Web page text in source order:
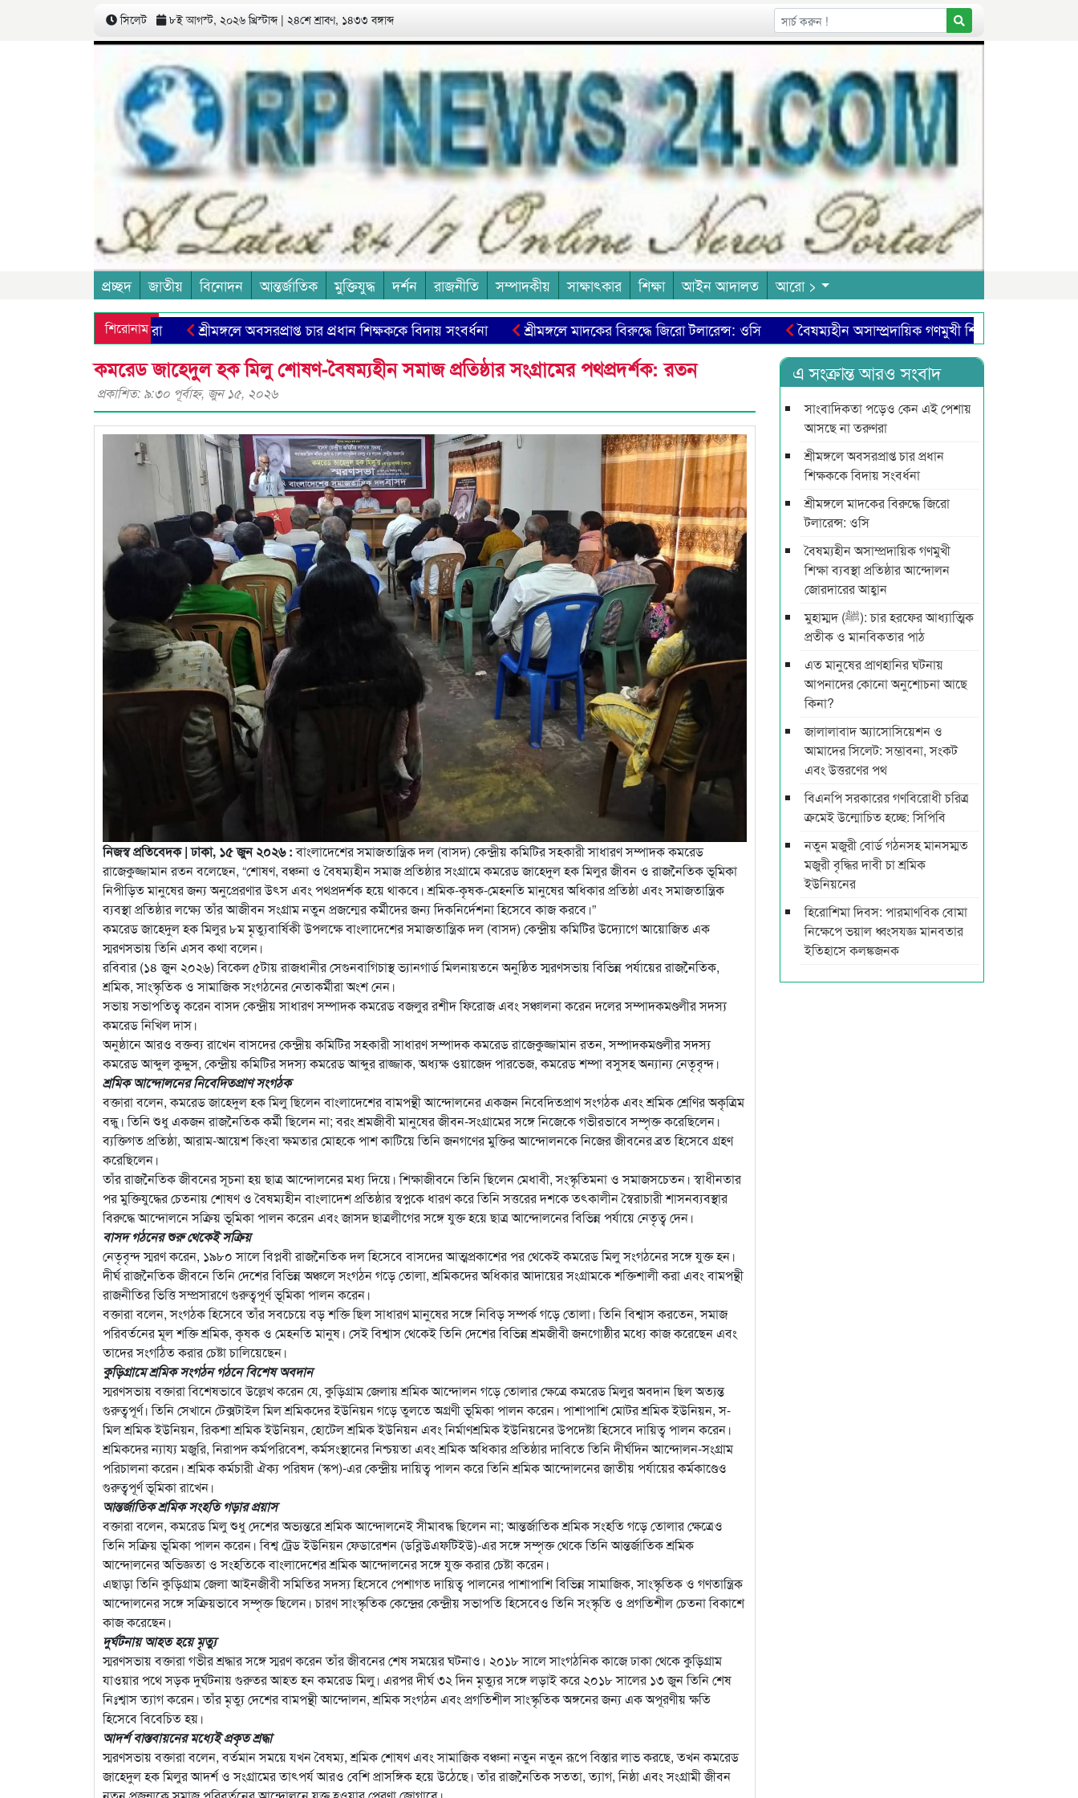
সিলেট ৮ই আগস্ট, ২০২৬ খ্রিস্টাব্দ | ২৪শে শ্রাবণ, ১৪৩৩ বঙ্গাব্দ
প্রচ্ছদ জাতীয় বিনোদন আন্তর্জাতিক মুক্তিযুদ্ধ দর্শন রাজনীতি সম্পাদকীয় সাক্ষাৎকার শিক্ষা আইন আদালত আরো >
শিরোনাম শ্রীমঙ্গলে অবসরপ্রাপ্ত চার প্রধান শিক্ষককে বিদায় সংবর্ধনা শ্রীমঙ্গলে মাদকের বিরুদ্ধে জিরো টলারেন্স: ওসি
বৈষম্যহীন অসাম্প্রদায়িক গণমুখী শিক্ষা ব্যবস্থা প্রতিষ্ঠার
প্রথিতযশা সাংবাদিক ও রাজনীতিবিদ কমরেড নির্মল সেনের স্মরণে
শিল্পী জাকিয়া খান চন্দনার একক চিত্র প্রদর্শনী শুরু ইরান বিরোধী সামুদ্রিক জোটে বাংলাদেশকে যুক্ত
কমরেড জাহেদুল হক মিলু শোষণ-বৈষম্যহীন সমাজ প্রতিষ্ঠার সংগ্রামের পথপ্রদর্শক: রতন
প্রকাশিত: ৯:৩০ পূর্বাহ্ণ, জুন ১৫, ২০২৬
নিজস্ব প্রতিবেদক | ঢাকা, ১৫ জুন ২০২৬ :বাংলাদেশের সমাজতান্ত্রিক দল (বাসদ) কেন্দ্রীয় কমিটির সহকারী সাধারণ সম্পাদক কমরেড
রাজেকুজ্জামান রতন বলেছেন, “শোষণ, বঞ্চনা ও বৈষম্যহীন সমাজ প্রতিষ্ঠার সংগ্রামে কমরেড জাহেদুল হক মিলুর জীবন ও রাজনৈতিক ভূমিকা
নিপীড়িত মানুষের জন্য অনুপ্রেরণার উৎস এবং পথপ্রদর্শক হয়ে থাকবে। শ্রমিক-কৃষক-মেহনতি মানুষের অধিকার প্রতিষ্ঠা এবং সমাজতান্ত্রিক
ব্যবস্থা প্রতিষ্ঠার লক্ষ্যে তাঁর আজীবন সংগ্রাম নতুন প্রজন্মের কর্মীদের জন্য দিকনির্দেশনা হিসেবে কাজ করবে।”
কমরেড জাহেদুল হক মিলুর ৮ম মৃত্যুবার্ষিকী উপলক্ষে বাংলাদেশের সমাজতান্ত্রিক দল (বাসদ) কেন্দ্রীয় কমিটির উদ্যোগে আয়োজিত এক
স্মরণসভায় তিনি এসব কথা বলেন।
রবিবার (১৪ জুন ২০২৬) বিকেল ৫টায় রাজধানীর সেগুনবাগিচাস্থ ভ্যানগার্ড মিলনায়তনে অনুষ্ঠিত স্মরণসভায় বিভিন্ন পর্যায়ের রাজনৈতিক,
শ্রমিক, সাংস্কৃতিক ও সামাজিক সংগঠনের নেতাকর্মীরা অংশ নেন।
সভায় সভাপতিত্ব করেন বাসদ কেন্দ্রীয় সাধারণ সম্পাদক কমরেড বজলুর রশীদ ফিরোজ এবং সঞ্চালনা করেন দলের সম্পাদকমণ্ডলীর সদস্য
কমরেড নিখিল দাস।
অনুষ্ঠানে আরও বক্তব্য রাখেন বাসদের কেন্দ্রীয় কমিটির সহকারী সাধারণ সম্পাদক কমরেড রাজেকুজ্জামান রতন, সম্পাদকমণ্ডলীর সদস্য
কমরেড আব্দুল কুদ্দুস, কেন্দ্রীয় কমিটির সদস্য কমরেড আব্দুর রাজ্জাক, অধ্যক্ষ ওয়াজেদ পারভেজ, কমরেড শম্পা বসুসহ অন্যান্য নেতৃবৃন্দ।
শ্রমিক আন্দোলনের নিবেদিতপ্রাণ সংগঠক
বক্তারা বলেন, কমরেড জাহেদুল হক মিলু ছিলেন বাংলাদেশের বামপন্থী আন্দোলনের একজন নিবেদিতপ্রাণ সংগঠক এবং শ্রমিক শ্রেণির অকৃত্রিম
বন্ধু। তিনি শুধু একজন রাজনৈতিক কর্মী ছিলেন না; বরং শ্রমজীবী মানুষের জীবন-সংগ্রামের সঙ্গে নিজেকে গভীরভাবে সম্পৃক্ত করেছিলেন।
ব্যক্তিগত প্রতিষ্ঠা, আরাম-আয়েশ কিংবা ক্ষমতার মোহকে পাশ কাটিয়ে তিনি জনগণের মুক্তির আন্দোলনকে নিজের জীবনের ব্রত হিসেবে গ্রহণ
করেছিলেন।
তাঁর রাজনৈতিক জীবনের সূচনা হয় ছাত্র আন্দোলনের মধ্য দিয়ে। শিক্ষাজীবনে তিনি ছিলেন মেধাবী, সংস্কৃতিমনা ও সমাজসচেতন। স্বাধীনতার
পর মুক্তিযুদ্ধের চেতনায় শোষণ ও বৈষম্যহীন বাংলাদেশ প্রতিষ্ঠার স্বপ্নকে ধারণ করে তিনি সত্তরের দশকে তৎকালীন স্বৈরাচারী শাসনব্যবস্থার
বিরুদ্ধে আন্দোলনে সক্রিয় ভূমিকা পালন করেন এবং জাসদ ছাত্রলীগের সঙ্গে যুক্ত হয়ে ছাত্র আন্দোলনের বিভিন্ন পর্যায়ে নেতৃত্ব দেন।
বাসদ গঠনের শুরু থেকেই সক্রিয়
নেতৃবৃন্দ স্মরণ করেন, ১৯৮০ সালে বিপ্লবী রাজনৈতিক দল হিসেবে বাসদের আত্মপ্রকাশের পর থেকেই কমরেড মিলু সংগঠনের সঙ্গে যুক্ত হন।
দীর্ঘ রাজনৈতিক জীবনে তিনি দেশের বিভিন্ন অঞ্চলে সংগঠন গড়ে তোলা, শ্রমিকদের অধিকার আদায়ের সংগ্রামকে শক্তিশালী করা এবং বামপন্থী
রাজনীতির ভিত্তি সম্প্রসারণে গুরুত্বপূর্ণ ভূমিকা পালন করেন।
বক্তারা বলেন, সংগঠক হিসেবে তাঁর সবচেয়ে বড় শক্তি ছিল সাধারণ মানুষের সঙ্গে নিবিড় সম্পর্ক গড়ে তোলা। তিনি বিশ্বাস করতেন, সমাজ
পরিবর্তনের মূল শক্তি শ্রমিক, কৃষক ও মেহনতি মানুষ। সেই বিশ্বাস থেকেই তিনি দেশের বিভিন্ন শ্রমজীবী জনগোষ্ঠীর মধ্যে কাজ করেছেন এবং
তাদের সংগঠিত করার চেষ্টা চালিয়েছেন।
কুড়িগ্রামে শ্রমিক সংগঠন গঠনে বিশেষ অবদান
স্মরণসভায় বক্তারা বিশেষভাবে উল্লেখ করেন যে, কুড়িগ্রাম জেলায় শ্রমিক আন্দোলন গড়ে তোলার ক্ষেত্রে কমরেড মিলুর অবদান ছিল অত্যন্ত
গুরুত্বপূর্ণ। তিনি সেখানে টেক্সটাইল মিল শ্রমিকদের ইউনিয়ন গড়ে তুলতে অগ্রণী ভূমিকা পালন করেন। পাশাপাশি মোটর শ্রমিক ইউনিয়ন, স-
মিল শ্রমিক ইউনিয়ন, রিকশা শ্রমিক ইউনিয়ন, হোটেল শ্রমিক ইউনিয়ন এবং নির্মাণশ্রমিক ইউনিয়নের উপদেষ্টা হিসেবে দায়িত্ব পালন করেন।
শ্রমিকদের ন্যায্য মজুরি, নিরাপদ কর্মপরিবেশ, কর্মসংস্থানের নিশ্চয়তা এবং শ্রমিক অধিকার প্রতিষ্ঠার দাবিতে তিনি দীর্ঘদিন আন্দোলন-সংগ্রাম
পরিচালনা করেন। শ্রমিক কর্মচারী ঐক্য পরিষদ (স্কপ)-এর কেন্দ্রীয় দায়িত্ব পালন করে তিনি শ্রমিক আন্দোলনের জাতীয় পর্যায়ের কর্মকাণ্ডেও
গুরুত্বপূর্ণ ভূমিকা রাখেন।
আন্তর্জাতিক শ্রমিক সংহতি গড়ার প্রয়াস
বক্তারা বলেন, কমরেড মিলু শুধু দেশের অভ্যন্তরে শ্রমিক আন্দোলনেই সীমাবদ্ধ ছিলেন না; আন্তর্জাতিক শ্রমিক সংহতি গড়ে তোলার ক্ষেত্রেও
তিনি সক্রিয় ভূমিকা পালন করেন। বিশ্ব ট্রেড ইউনিয়ন ফেডারেশন (ডব্লিউএফটিইউ)-এর সঙ্গে সম্পৃক্ত থেকে তিনি আন্তর্জাতিক শ্রমিক
আন্দোলনের অভিজ্ঞতা ও সংহতিকে বাংলাদেশের শ্রমিক আন্দোলনের সঙ্গে যুক্ত করার চেষ্টা করেন।
এছাড়া তিনি কুড়িগ্রাম জেলা আইনজীবী সমিতির সদস্য হিসেবে পেশাগত দায়িত্ব পালনের পাশাপাশি বিভিন্ন সামাজিক, সাংস্কৃতিক ও গণতান্ত্রিক
আন্দোলনের সঙ্গে সক্রিয়ভাবে সম্পৃক্ত ছিলেন। চারণ সাংস্কৃতিক কেন্দ্রের কেন্দ্রীয় সভাপতি হিসেবেও তিনি সংস্কৃতি ও প্রগতিশীল চেতনা বিকাশে
কাজ করেছেন।
দুর্ঘটনায় আহত হয়ে মৃত্যু
স্মরণসভায় বক্তারা গভীর শ্রদ্ধার সঙ্গে স্মরণ করেন তাঁর জীবনের শেষ সময়ের ঘটনাও। ২০১৮ সালে সাংগঠনিক কাজে ঢাকা থেকে কুড়িগ্রাম
যাওয়ার পথে সড়ক দুর্ঘটনায় গুরুতর আহত হন কমরেড মিলু। এরপর দীর্ঘ ৩২ দিন মৃত্যুর সঙ্গে লড়াই করে ২০১৮ সালের ১৩ জুন তিনি শেষ
নিঃশ্বাস ত্যাগ করেন। তাঁর মৃত্যু দেশের বামপন্থী আন্দোলন, শ্রমিক সংগঠন এবং প্রগতিশীল সাংস্কৃতিক অঙ্গনের জন্য এক অপূরণীয় ক্ষতি
হিসেবে বিবেচিত হয়।
আদর্শ বাস্তবায়নের মধ্যেই প্রকৃত শ্রদ্ধা
স্মরণসভায় বক্তারা বলেন, বর্তমান সময়ে যখন বৈষম্য, শ্রমিক শোষণ এবং সামাজিক বঞ্চনা নতুন নতুন রূপে বিস্তার লাভ করছে, তখন কমরেড
জাহেদুল হক মিলুর আদর্শ ও সংগ্রামের তাৎপর্য আরও বেশি প্রাসঙ্গিক হয়ে উঠেছে। তাঁর রাজনৈতিক সততা, ত্যাগ, নিষ্ঠা এবং সংগ্রামী জীবন
এ সংক্রান্ত আরও সংবাদ
সাংবাদিকতা পড়েও কেন এই পেশায়
আসছে না তরুণরা
শ্রীমঙ্গলে অবসরপ্রাপ্ত চার প্রধান
শিক্ষককে বিদায় সংবর্ধনা
শ্রীমঙ্গলে মাদকের বিরুদ্ধে জিরো
টলারেন্স: ওসি
বৈষম্যহীন অসাম্প্রদায়িক গণমুখী
শিক্ষা ব্যবস্থা প্রতিষ্ঠার আন্দোলন
জোরদারের আহ্বান
মুহাম্মদ (ﷺ): চার হরফের আধ্যাত্মিক
প্রতীক ও মানবিকতার পাঠ
এত মানুষের প্রাণহানির ঘটনায়
আপনাদের কোনো অনুশোচনা আছে
কিনা?
জালালাবাদ অ্যাসোসিয়েশন ও
আমাদের সিলেট: সম্ভাবনা, সংকট
এবং উত্তরণের পথ
বিএনপি সরকারের গণবিরোধী চরিত্র
ক্রমেই উন্মোচিত হচ্ছে: সিপিবি
নতুন মজুরী বোর্ড গঠনসহ মানসম্মত
মজুরী বৃদ্ধির দাবী চা শ্রমিক
ইউনিয়নের
হিরোশিমা দিবস: পারমাণবিক বোমা
নিক্ষেপে ভয়াল ধ্বংসযজ্ঞ মানবতার
ইতিহাসে কলঙ্কজনক